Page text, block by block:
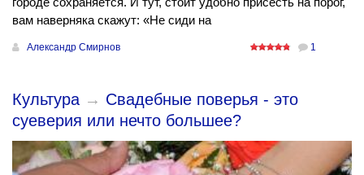
вам наверняка скажут: «Не сиди на
Александр Смирнов 1
Культура → Свадебные поверья - это
суеверия или нечто большее?